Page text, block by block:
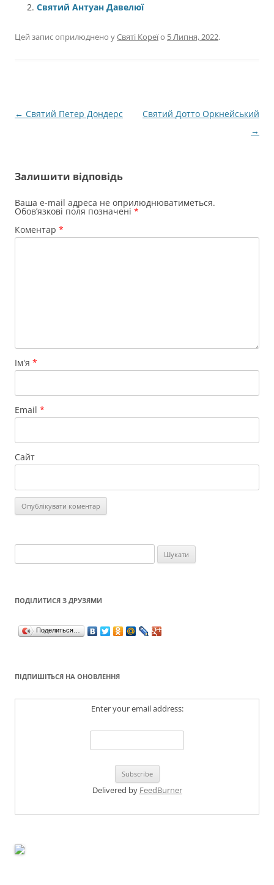
Святий Антуан Давелюї
Цей запис оприлюднено уСвяті Кореїо 5 Липня, 2022.
Навігація
← Святий Петер Дондерс
Святий Дотто Оркнейський
→
Залишити відповідь
Ваша e-mail адреса не оприлюднюватиметься.
Обов’язкові поля позначені *
Коментар *
Ім'я *
Email *
Сайт
ПОДІЛИТИСЯ З ДРУЗЯМИ
Поделиться…
ПІДПИШІТЬСЯ НА ОНОВЛЕННЯ
Enter your email address:
Delivered by FeedBurner